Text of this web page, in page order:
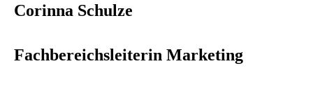
Corinna Schulze
Fachbereichsleiterin Marketing